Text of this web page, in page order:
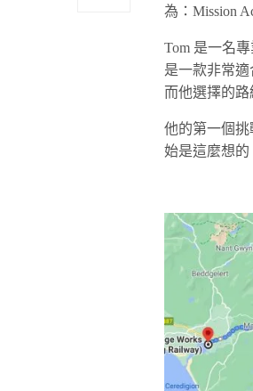
為：Mission
Tom 是一名
是一款非常
而他選擇的
他的第一個
始是這麼想的